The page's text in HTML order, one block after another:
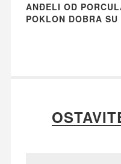
ANĐELI OD
POKLON DOBRA